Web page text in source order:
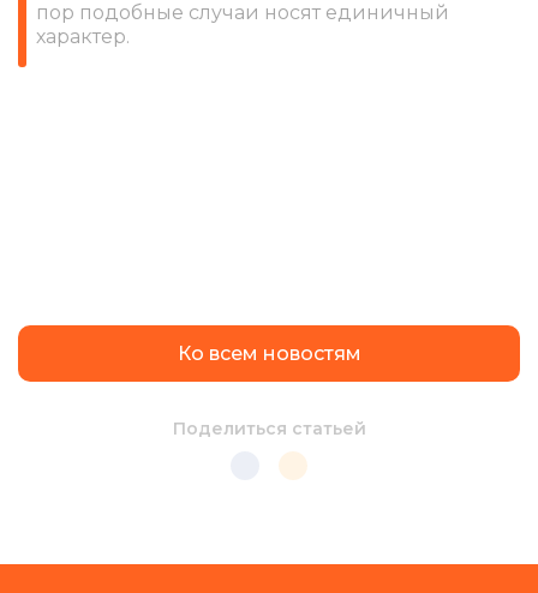
пор подобные случаи носят единичный
характер.
Ко всем новостям
Поделиться статьей